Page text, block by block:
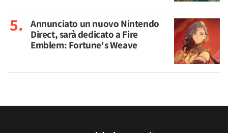
Annunciato un nuovo Nintendo
Direct, sarà dedicato a Fire
Emblem: Fortune's Weave